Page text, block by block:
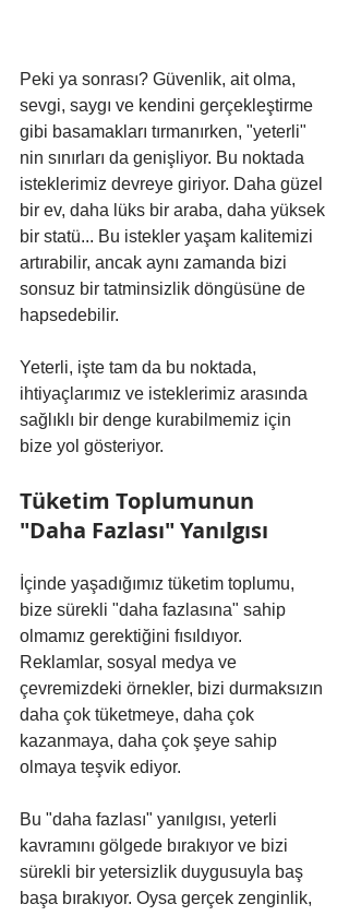
Peki ya sonrası? Güvenlik, ait olma,
sevgi, saygı ve kendini gerçekleştirme
gibi basamakları tırmanırken, "yeterli"
nin sınırları da genişliyor. Bu noktada
isteklerimiz devreye giriyor. Daha güzel
bir ev, daha lüks bir araba, daha yüksek
bir statü... Bu istekler yaşam kalitemizi
artırabilir, ancak aynı zamanda bizi
sonsuz bir tatminsizlik döngüsüne de
hapsedebilir.
Yeterli, işte tam da bu noktada,
ihtiyaçlarımız ve isteklerimiz arasında
sağlıklı bir denge kurabilmemiz için
bize yol gösteriyor.
Tüketim Toplumunun
"Daha Fazlası" Yanılgısı
İçinde yaşadığımız tüketim toplumu,
bize sürekli "daha fazlasına" sahip
olmamız gerektiğini fısıldıyor.
Reklamlar, sosyal medya ve
çevremizdeki örnekler, bizi durmaksızın
daha çok tüketmeye, daha çok
kazanmaya, daha çok şeye sahip
olmaya teşvik ediyor.
Bu "daha fazlası" yanılgısı, yeterli
kavramını gölgede bırakıyor ve bizi
sürekli bir yetersizlik duygusuyla baş
başa bırakıyor. Oysa gerçek zenginlik,